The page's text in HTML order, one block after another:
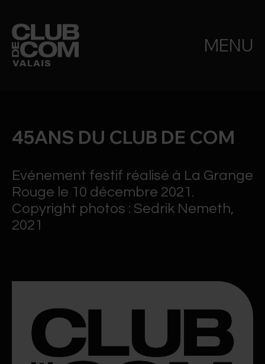
MENU
45ANS DU CLUB DE COM
Evénement festif réalisé à La Grange
Rouge le 10 décembre 2021.
Copyright photos : Sedrik Nemeth,
2021